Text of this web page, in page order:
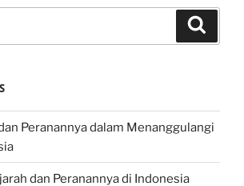
Peranannya dalam Menanggulangi
dan Peranannya di Indonesia